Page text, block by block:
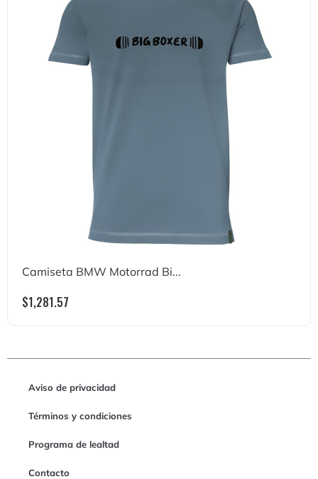
Camiseta BMW Motorrad Bi...
$1,281.57
Aviso de privacidad
Términos y condiciones
Programa de lealtad
Contacto